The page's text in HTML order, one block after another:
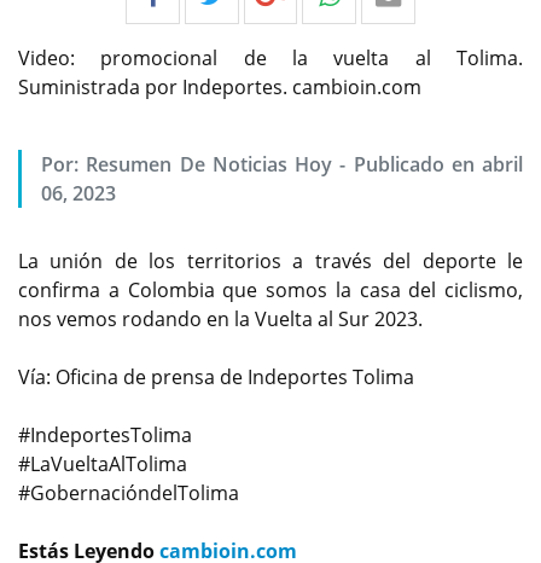
Video: promocional de la vuelta al Tolima.
Suministrada por Indeportes. cambioin.com
Por: Resumen De Noticias Hoy - Publicado en abril
06, 2023
La unión de los territorios a través del deporte le
confirma a Colombia que somos la casa del ciclismo,
nos vemos rodando en la Vuelta al Sur 2023.
Vía: Oficina de prensa de Indeportes Tolima
#IndeportesTolima
#LaVueltaAlTolima
#GobernacióndelTolima
Estás Leyendocambioin.com